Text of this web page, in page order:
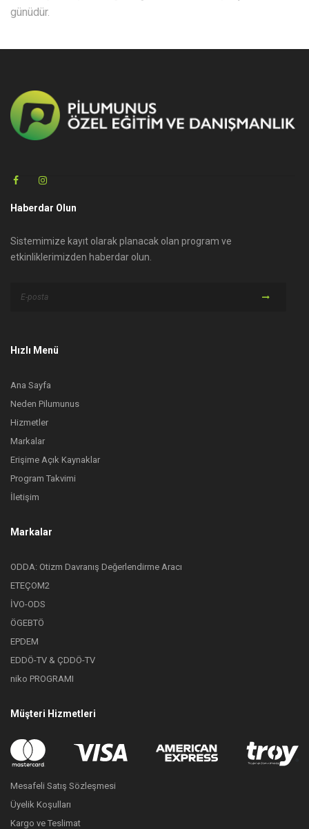
günüdür.
Haberdar Olun
Sistemimize kayıt olarak planacak olan program ve
etkinliklerimizden haberdar olun.
Hızlı Menü
Ana Sayfa
Neden Pilumunus
Hizmetler
Markalar
Erişime Açık Kaynaklar
Program Takvimi
İletişim
Markalar
ODDA: Otizm Davranış Değerlendirme Aracı
ETEÇOM2
İVO-ODS
ÖGEBTÖ
EPDEM
EDDÖ-TV & ÇDDÖ-TV
niko PROGRAMI
Müşteri Hizmetleri
Mesafeli Satış Sözleşmesi
Üyelik Koşulları
Kargo ve Teslimat